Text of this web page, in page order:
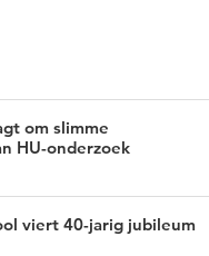
om slimme
HU-onderzoek
viert 40-jarig jubileum